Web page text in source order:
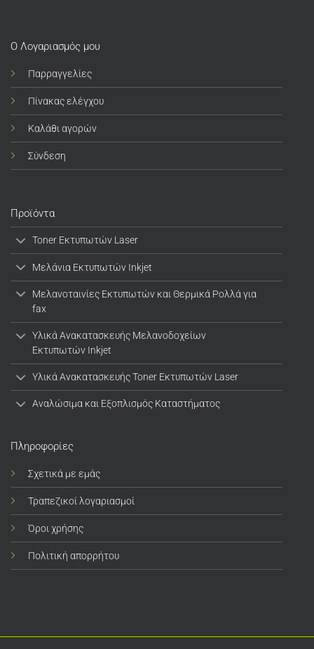
Ο Λογαριασμός μου
Παρραγγελίες
Πίνακας ελέγχου
Καλάθι αγορών
Σύνδεση
Προϊόντα
Toner Εκτυπωτών Laser
Μελάνια Εκτυπωτών Inkjet
Μελανοταινίες Εκτυπωτών και Θερμικά Ρολλά για
fax
Υλικά Ανακατασκευής Μελανοδοχείων
Εκτυπωτών Inkjet
Υλικά Ανακατασκευής Toner Εκτυπωτών Laser
Αναλώσιμα και Εξοπλισμός Καταστήματος
Πληροφορίες
Σχετικά με εμάς
Τραπεζικοί λογαριασμοί
Όροι χρήσης
Πολιτική απορρήτου